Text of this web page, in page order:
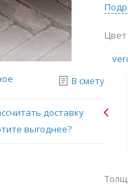
В смету
доставку
выгоднее?